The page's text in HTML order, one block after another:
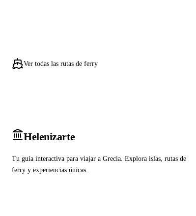
Ver todas las rutas de ferry
Helenizarte
Tu guía interactiva para viajar a Grecia. Explora islas, rutas de
ferry y experiencias únicas.